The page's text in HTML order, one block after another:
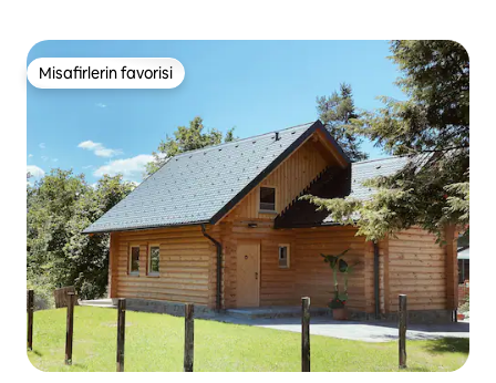
Misafirlerin favorisi
Misafirlerin favorisi